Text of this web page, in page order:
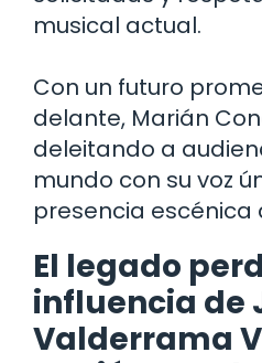
musical actual.
Con un futuro
delante, Marián
deleitando a
mundo con su voz
presencia
El legado
influencia de
Valderrama